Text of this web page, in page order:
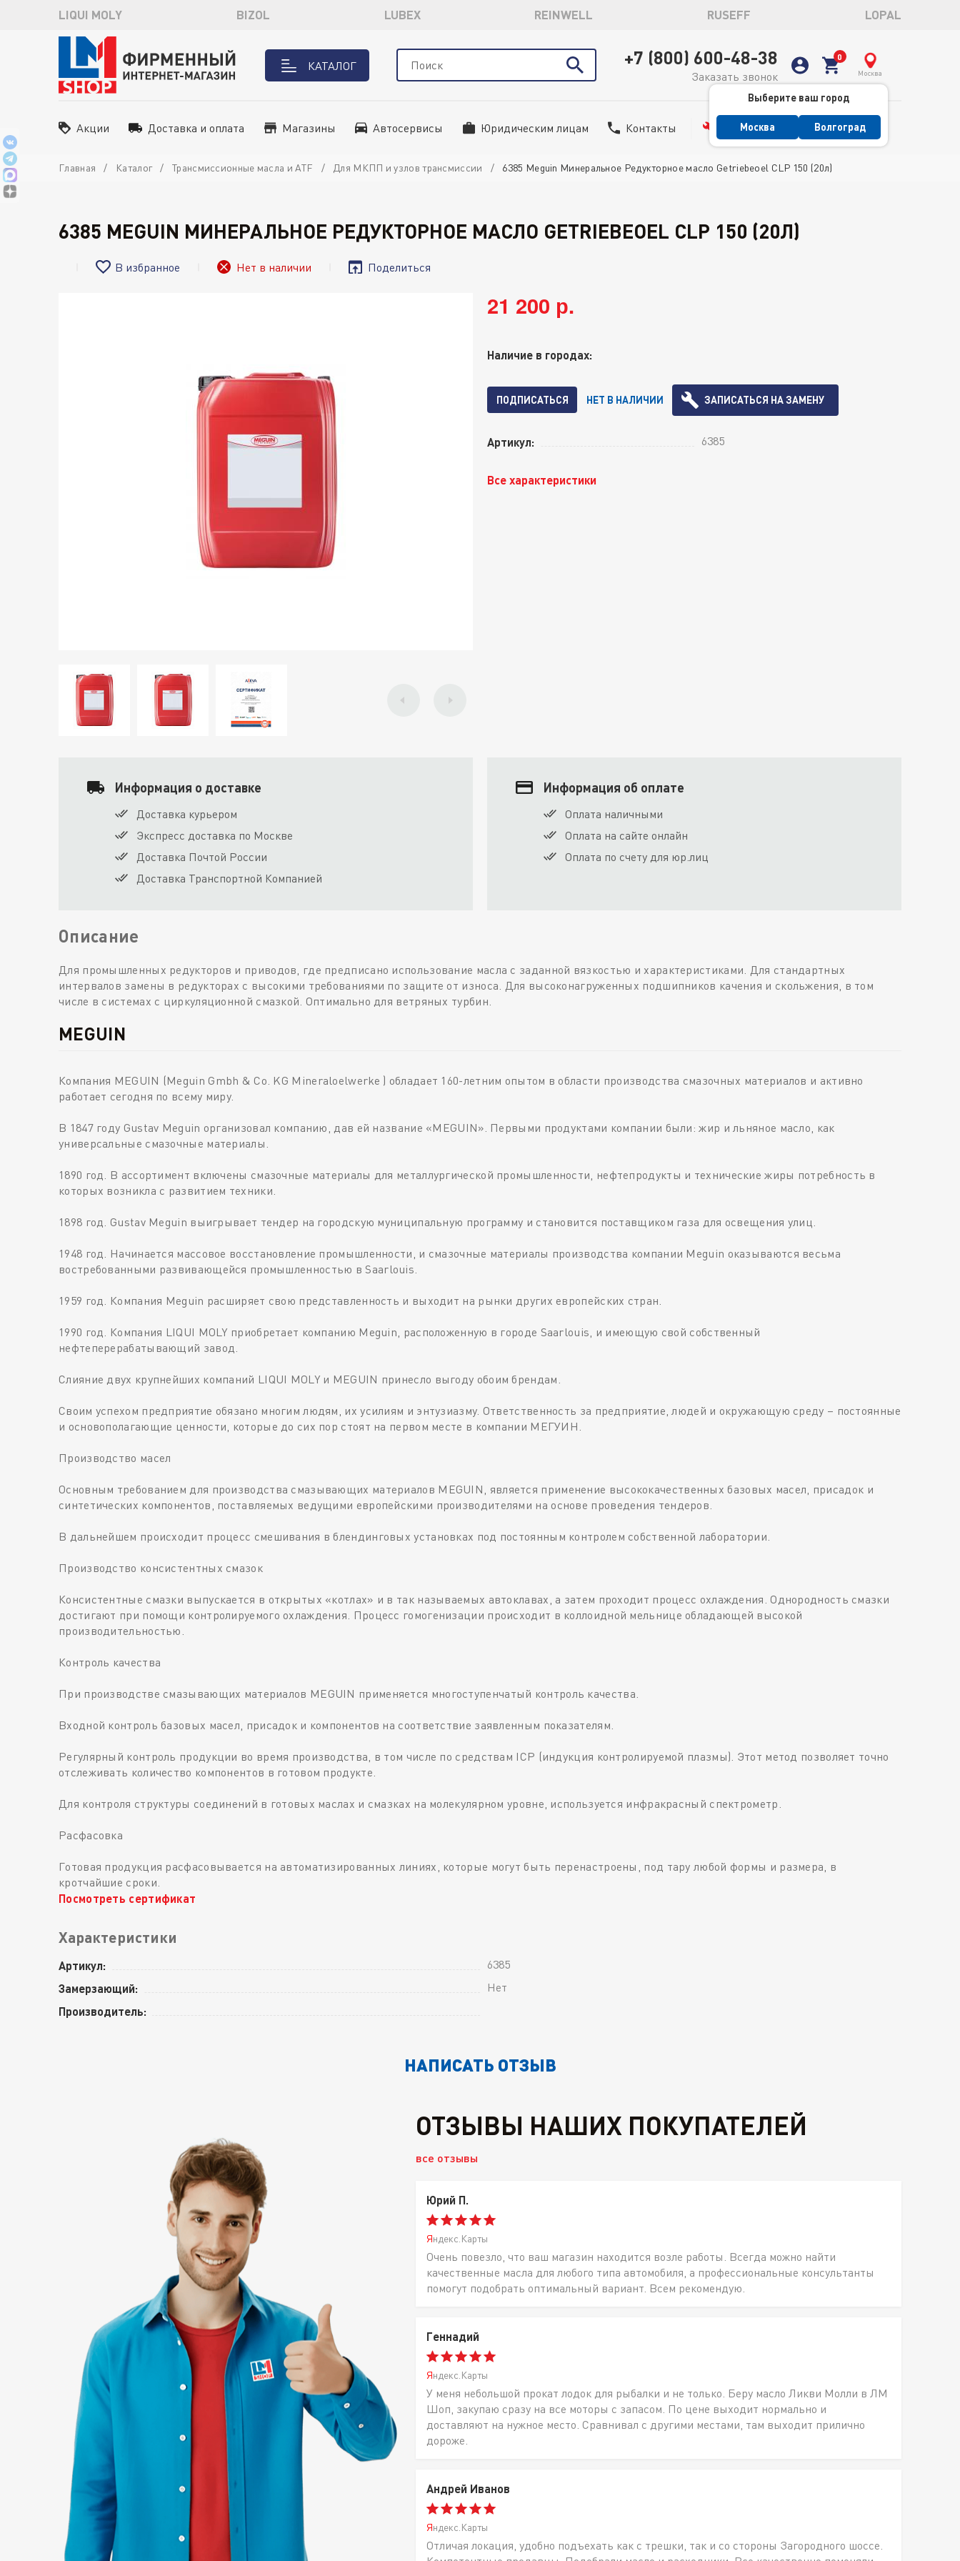
LIQUI MOLY BIZOL LUBEX REINWELL RUSEFF LOPAL
КАТАЛОГ +7 (800) 600-48-38
Заказать звонок Москва
Выберите ваш город
Москва Волгоград
Акции Доставка и оплата Магазины Автосервисы Юридическим лицам Контакты Сервис
Главная Каталог Трансмиссионные масла и ATF Для МКПП и узлов трансмиссии 6385 Meguin Минеральное Редукторное масло Getriebeoel CLP 150 (20л)
6385 MEGUIN МИНЕРАЛЬНОЕ РЕДУКТОРНОЕ МАСЛО GETRIEBEOEL CLP 150 (20Л)
В избранное Нет в наличии Поделиться
21 200 р.
Наличие в городах:
ПОДПИСАТЬСЯ НЕТ В НАЛИЧИИ ЗАПИСАТЬСЯ НА ЗАМЕНУ
Артикул: 6385
Все характеристики
Информация о доставке
Доставка курьером
Экспресс доставка по Москве
Доставка Почтой России
Доставка Транспортной Компанией
Информация об оплате
Оплата наличными
Оплата на сайте онлайн
Оплата по счету для юр.лиц
Описание
Для промышленных редукторов и приводов, где предписано использование масла с заданной вязкостью и характеристиками. Для стандартных
интервалов замены в редукторах с высокими требованиями по защите от износа. Для высоконагруженных подшипников качения и скольжения, в том
числе в системах с циркуляционной смазкой. Оптимально для ветряных турбин.
MEGUIN
Компания MEGUIN (Meguin Gmbh & Co. KG Mineraloelwerke ) обладает 160-летним опытом в области производства смазочных материалов и активно
работает сегодня по всему миру.
В 1847 году Gustav Meguin организовал компанию, дав ей название «MEGUIN». Первыми продуктами компании были: жир и льняное масло, как
универсальные смазочные материалы.
1890 год. В ассортимент включены смазочные материалы для металлургической промышленности, нефтепродукты и технические жиры потребность в
которых возникла с развитием техники.
1898 год. Gustav Meguin выигрывает тендер на городскую муниципальную программу и становится поставщиком газа для освещения улиц.
1948 год. Начинается массовое восстановление промышленности, и смазочные материалы производства компании Meguin оказываются весьма
востребованными развивающейся промышленностью в Saarlouis.
1959 год. Компания Meguin расширяет свою представленность и выходит на рынки других европейских стран.
1990 год. Компания LIQUI MOLY приобретает компанию Meguin, расположенную в городе Saarlouis, и имеющую свой собственный
нефтеперерабатывающий завод.
Слияние двух крупнейших компаний LIQUI MOLY и MEGUIN принесло выгоду обоим брендам.
Своим успехом предприятие обязано многим людям, их усилиям и энтузиазму. Ответственность за предприятие, людей и окружающую среду – постоянные
и основополагающие ценности, которые до сих пор стоят на первом месте в компании МЕГУИН.
Производство масел
Основным требованием для производства смазывающих материалов MEGUIN, является применение высококачественных базовых масел, присадок и
синтетических компонентов, поставляемых ведущими европейскими производителями на основе проведения тендеров.
В дальнейшем происходит процесс смешивания в блендинговых установках под постоянным контролем собственной лаборатории.
Производство консистентных смазок
Консистентные смазки выпускается в открытых «котлах» и в так называемых автоклавах, а затем проходит процесс охлаждения. Однородность смазки
достигают при помощи контролируемого охлаждения. Процесс гомогенизации происходит в коллоидной мельнице обладающей высокой
производительностью.
Контроль качества
При производстве смазывающих материалов MEGUIN применяется многоступенчатый контроль качества.
Входной контроль базовых масел, присадок и компонентов на соответствие заявленным показателям.
Регулярный контроль продукции во время производства, в том числе по средствам ICP (индукция контролируемой плазмы). Этот метод позволяет точно
отслеживать количество компонентов в готовом продукте.
Для контроля структуры соединений в готовых маслах и смазках на молекулярном уровне, используется инфракрасный спектрометр.
Расфасовка
Готовая продукция расфасовывается на автоматизированных линиях, которые могут быть перенастроены, под тару любой формы и размера, в
кротчайшие сроки.
Посмотреть сертификат
Характеристики
Артикул: 6385
Замерзающий: Нет
Производитель:
НАПИСАТЬ ОТЗЫВ
ОТЗЫВЫ НАШИХ ПОКУПАТЕЛЕЙ
все отзывы
Юрий П.
Яндекс.Карты
Очень повезло, что ваш магазин находится возле работы. Всегда можно найти
качественные масла для любого типа автомобиля, а профессиональные консультанты
помогут подобрать оптимальный вариант. Всем рекомендую.
Геннадий
Яндекс.Карты
У меня небольшой прокат лодок для рыбалки и не только. Беру масло Ликви Молли в ЛМ
Шоп, закупаю сразу на все моторы с запасом. По цене выходит нормально и
доставляют на нужное место. Сравнивал с другими местами, там выходит прилично
дороже.
Андрей Иванов
Яндекс.Карты
Отличая локация, удобно подъехать как с трешки, так и со стороны Загородного шоссе.